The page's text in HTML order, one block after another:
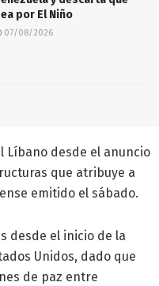
por El Niño
07/08/2026
Líbano desde el anuncio
que atribuye a
emitido el sábado.
desde el inicio de la
Unidos, dado que
de paz entre